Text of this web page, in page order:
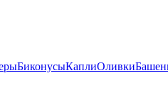
БиконусыКаплиОливки